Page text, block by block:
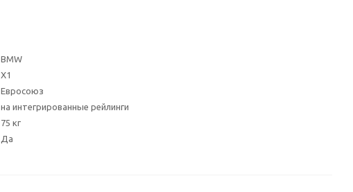
BMW
X1
Евросоюз
на интегрированные рейлинги
75 кг
Да